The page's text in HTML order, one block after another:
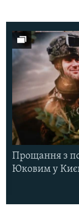
Прощання з
Юковим у